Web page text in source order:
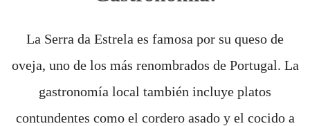
La Serra da Estrela es famosa por su queso de
oveja, uno de los más renombrados de Portugal. La
gastronomía local también incluye platos
contundentes como el cordero asado y el cocido a